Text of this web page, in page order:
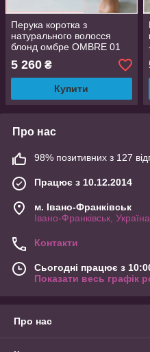
Перука коротка з
натурального волосся
блонд омбре OMBRE 01
HH- Y4/613
5 260 ₴
Купити
Про нас
98% позитивних з 127
Працює з 10.12.2014
м. Івано-Франківськ
Івано-Франківськ, Україна
Контакти
Сьогодні працює з
Показати весь графік
Про нас